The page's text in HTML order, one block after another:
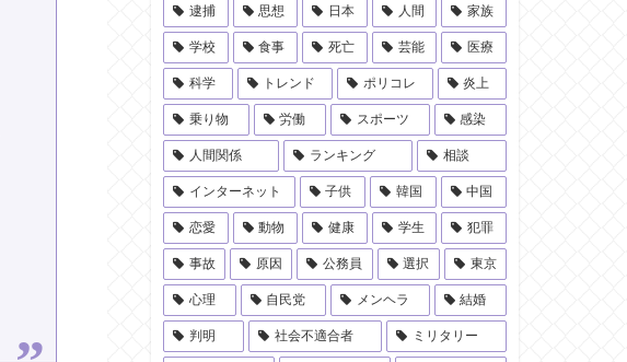
逮捕 思想 日本 人間 家族
学校 食事 死亡 芸能 医療
科学 トレンド ポリコレ 炎上
乗り物 労働 スポーツ 感染
人間関係 ランキング 相談
インターネット 子供 韓国 中国
恋愛 動物 健康 学生 犯罪
事故 原因 公務員 選択 東京
心理 自民党 メンヘラ 結婚
判明 社会不適合者 ミリタリー